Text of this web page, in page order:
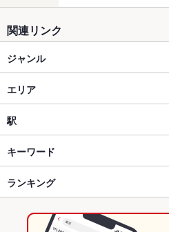
関連リンク
ジャンル
居酒屋
和風
創作
高崎 × 居酒屋
高崎 × 和風
エリア
高崎駅
高崎駅 × 居酒屋
高崎駅 × 和風
高崎駅 × 創作
駅
北高崎駅
高崎駅
キーワード
手羽先 からあげ
ランキング
群馬のグルメランキング